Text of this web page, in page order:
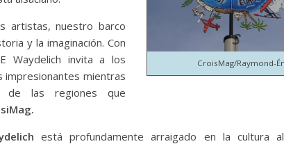
CroisMag/Raymond-
artistas, nuestro barco
y la imaginación. Con
Waydelich invita a los
impresionantes mientras
de las regiones que
está profundamente arraigado en la cultura